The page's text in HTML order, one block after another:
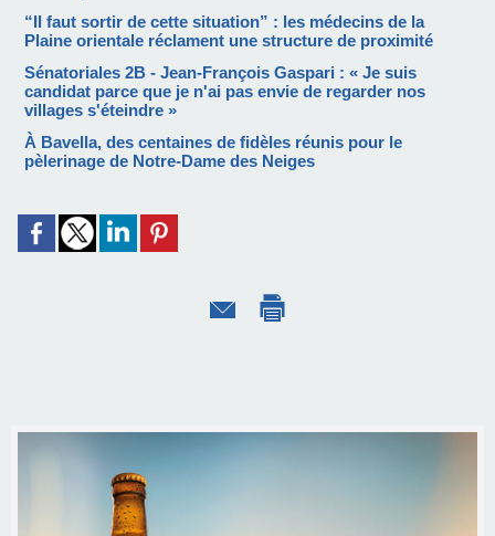
“Il faut sortir de cette situation” : les médecins de la
Plaine orientale réclament une structure de proximité
Sénatoriales 2B - Jean-François Gaspari : « Je suis
candidat parce que je n'ai pas envie de regarder nos
villages s'éteindre »
À Bavella, des centaines de fidèles réunis pour le
pèlerinage de Notre-Dame des Neiges